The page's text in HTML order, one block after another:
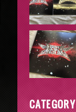
CATEGORY